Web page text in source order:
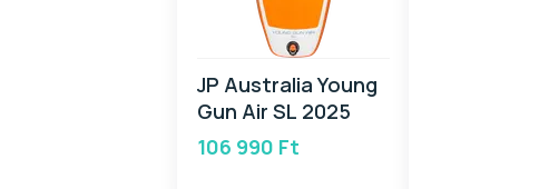
JP Australia Young
Gun Air SL 2025
106 990 Ft